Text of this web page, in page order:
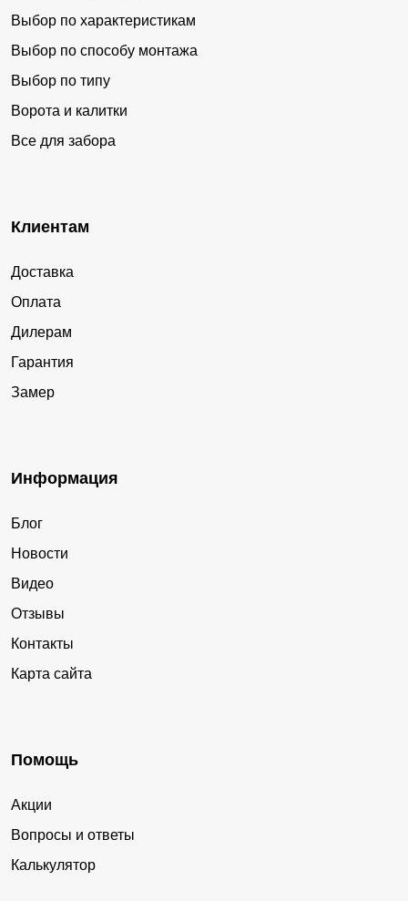
Выбор по характеристикам
Выбор по способу монтажа
Выбор по типу
Ворота и калитки
Все для забора
Клиентам
Доставка
Оплата
Дилерам
Гарантия
Замер
Информация
Блог
Новости
Видео
Отзывы
Контакты
Карта сайта
Помощь
Акции
Вопросы и ответы
Калькулятор